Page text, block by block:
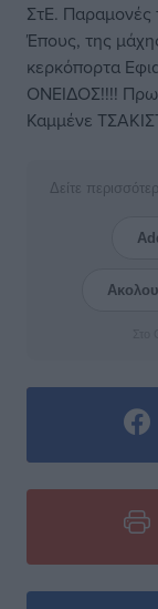
ΣτΕ. Παραμονές
Έπους, της
κερκόπορτα
ΟΝΕΙΔΟΣ!!!!
Καμμένε
Δείτε